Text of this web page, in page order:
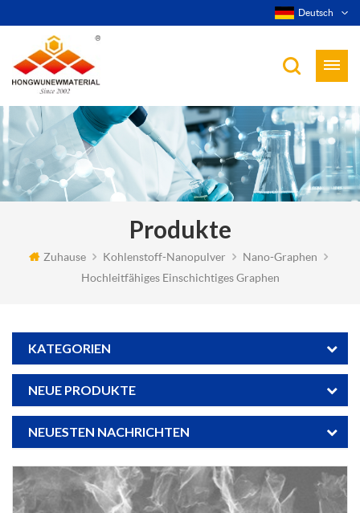
Deutsch
Produkte
Zuhause Kohlenstoff-Nanopulver
Nano-Graphen
Hochleitfähiges Einschichtiges Graphen
KATEGORIEN
NEUE PRODUKTE
NEUESTEN NACHRICHTEN